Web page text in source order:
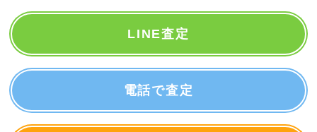
LINE査定
電話で査定